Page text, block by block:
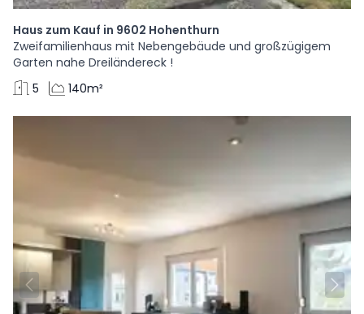
Haus zum Kauf in 9602 Hohenthurn
Zweifamilienhaus mit Nebengebäude und großzügigem
Garten nahe Dreiländereck !
5
140m²